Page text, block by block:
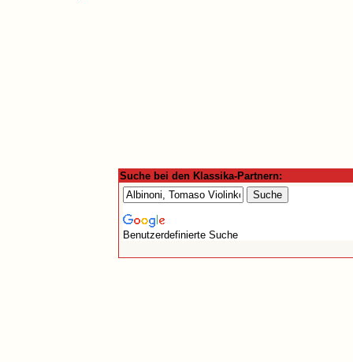
Suche bei den Klassika-Partnern:
Benutzerdefinierte Suche